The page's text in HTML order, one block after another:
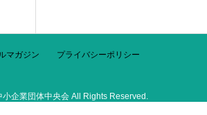
マガジン プライバシーポリシー
企業団体中央会 All Rights Reserved.